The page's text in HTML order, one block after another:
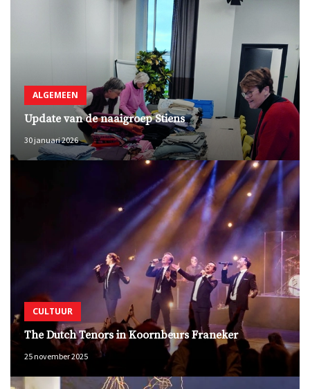
ALGEMEEN
Update van de naaigroep Stiens
30 januari 2026
CULTUUR
The Dutch Tenors in Koornbeurs Franeker
25 november 2025